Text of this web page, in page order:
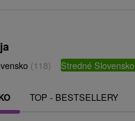
(118) Stredné Slovensko
TOP - BESTSELLERY